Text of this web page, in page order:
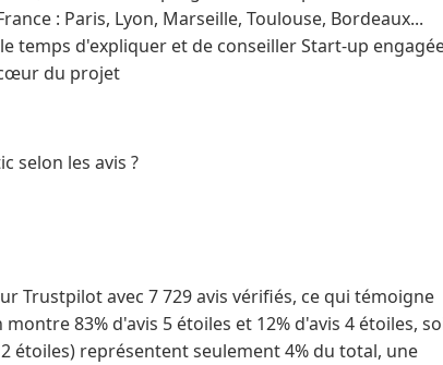
: Paris, Lyon, Marseille, Toulouse, Bordeaux...
temps d'expliquer et de conseiller Start-up
du projet
selon les avis ?
Trustpilot avec 7 729 avis vérifiés, ce qui témoigne
83% d'avis 5 étoiles et 12% d'avis 4 étoiles,
étoiles) représentent seulement 4% du total, une